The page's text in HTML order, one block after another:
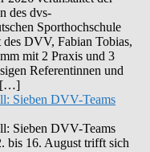
des dvs-
Sporthochschule
DVV, Fabian Tobias,
mit 2 Praxis und 3
Referentinnen und
[…]
Sieben DVV-Teams
Sieben DVV-Teams
bis 16. August trifft sich